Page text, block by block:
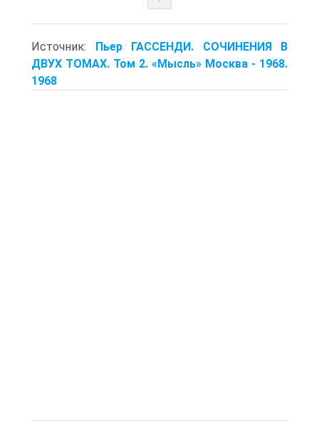
Источник: Пьер ГАССЕНДИ. СОЧИНЕНИЯ В
ДВУХ ТОМАХ. Том 2. «Мысль» Москва - 1968.
1968